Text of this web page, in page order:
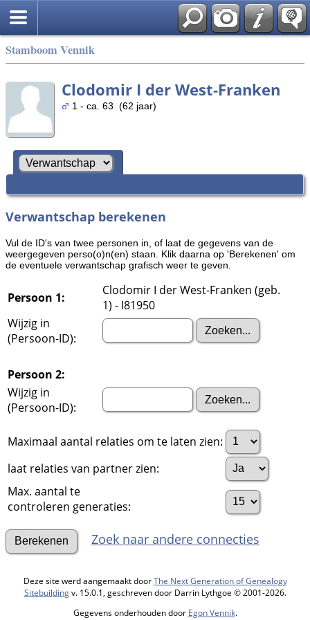
Stamboom Vennik
Clodomir I der West-Franken
1 - ca. 63 (62 jaar)
Verwantschap berekenen
Vul de ID's van twee personen in, of laat de gegevens van de
weergegeven perso(o)n(en) staan. Klik daarna op 'Berekenen' om
de eventuele verwantschap grafisch weer te geven.
Persoon 1:
Clodomir I der West-Franken (geb.
1) - I81950
Wijzig in
(Persoon-ID):
Persoon 2:
Wijzig in
(Persoon-ID):
Maximaal aantal relaties om te laten zien:
laat relaties van partner zien:
Max. aantal te
controleren generaties:
Zoek naar andere connecties
Deze site werd aangemaakt doorThe Next Generation of Genealogy
Sitebuildingv. 15.0.1, geschreven door Darrin Lythgoe © 2001-2026.
Gegevens onderhouden door Egon Vennik.